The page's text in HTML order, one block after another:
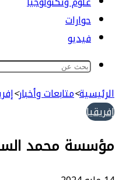
حوارات
فيديو
الرئيسية>متابعات وأخبار>
إفريقيا
مؤسسة محمد